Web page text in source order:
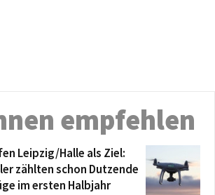
empfehlen
Leipzig/Halle als Ziel:
zählten schon Dutzende
im ersten Halbjahr